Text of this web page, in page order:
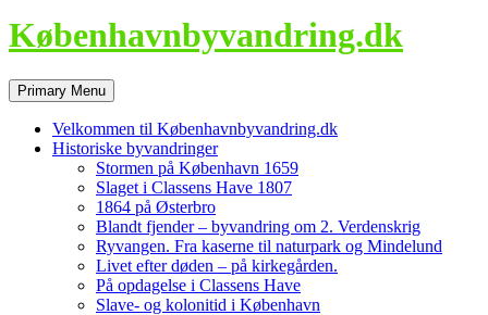
Københavnbyvandring.dk
Search
Primary Menu Skip
to
content
Velkommen til Københavnbyvandring.dk
Historiske byvandringer
Stormen på København 1659
Slaget i Classens Have 1807
1864 på Østerbro
Blandt fjender – byvandring om 2. Verdenskrig
Ryvangen. Fra kaserne til naturpark og Mindelund
Livet efter døden – på kirkegården.
På opdagelse i Classens Have
Slave- og kolonitid i København